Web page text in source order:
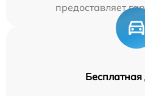
предоставляет
Бесплатная